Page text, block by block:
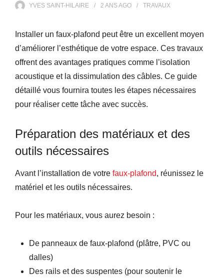
YVES SAINT-HILAIRE 2 ANSAGO TRAVAUX
Installer un faux-plafond peut être un excellent moyen
d’améliorer l’esthétique de votre espace. Ces travaux
offrent des avantages pratiques comme l’isolation
acoustique et la dissimulation des câbles. Ce guide
détaillé vous fournira toutes les étapes nécessaires
pour réaliser cette tâche avec succès.
Préparation des matériaux et des
outils nécessaires
Avant l’installation de votre faux-plafond, réunissez le
matériel et les outils nécessaires.
Pour les matériaux, vous aurez besoin :
De panneaux de faux-plafond (plâtre, PVC ou
dalles)
Des rails et des suspentes (pour soutenir le